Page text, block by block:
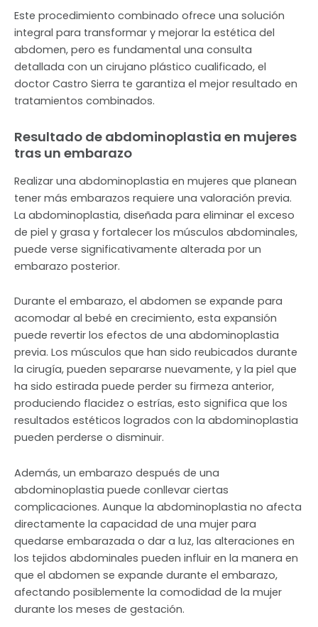
Este procedimiento combinado ofrece una solución
integral para transformar y mejorar la estética del
abdomen, pero es fundamental una consulta
detallada con un cirujano plástico cualificado, el
doctor Castro Sierra te garantiza el mejor resultado en
tratamientos combinados.
Resultado de abdominoplastia en mujeres
tras un embarazo
Realizar una abdominoplastia en mujeres que planean
tener más embarazos requiere una valoración previa.
La abdominoplastia, diseñada para eliminar el exceso
de piel y grasa y fortalecer los músculos abdominales,
puede verse significativamente alterada por un
embarazo posterior.
Durante el embarazo, el abdomen se expande para
acomodar al bebé en crecimiento, esta expansión
puede revertir los efectos de una abdominoplastia
previa. Los músculos que han sido reubicados durante
la cirugía, pueden separarse nuevamente, y la piel que
ha sido estirada puede perder su firmeza anterior,
produciendo flacidez o estrías, esto significa que los
resultados estéticos logrados con la abdominoplastia
pueden perderse o disminuir.
Además, un embarazo después de una
abdominoplastia puede conllevar ciertas
complicaciones. Aunque la abdominoplastia no afecta
directamente la capacidad de una mujer para
quedarse embarazada o dar a luz, las alteraciones en
los tejidos abdominales pueden influir en la manera en
que el abdomen se expande durante el embarazo,
afectando posiblemente la comodidad de la mujer
durante los meses de gestación.